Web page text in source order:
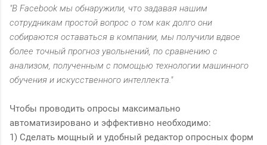
"В Facebook мы обнаружили, что задавая нашим
сотрудникам простой вопрос о том как долго они
собираются оставаться в компании, мы получили вдвое
более точный прогноз увольнений, по сравнению с
анализом, полученным с помощью технологии машинного
обучения и искусственного интеллекта."
Чтобы проводить опросы максимально
автоматизировано и эффективно необходимо:
1) Сделать мощный и удобный редактор опросных форм